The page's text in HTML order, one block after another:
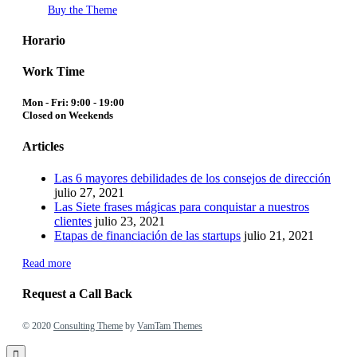
Buy the Theme
Horario
Work Time
Mon - Fri: 9:00 - 19:00
Closed on Weekends
Articles
Las 6 mayores debilidades de los consejos de dirección
julio 27, 2021
Las Siete frases mágicas para conquistar a nuestros
clientes julio 23, 2021
Etapas de financiación de las startups julio 21, 2021
Read more
Request a Call Back
© 2020 Consulting Theme by VamTam Themes